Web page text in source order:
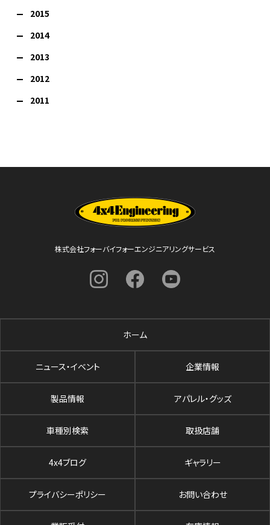
2015
2014
2013
2012
2011
株式会社フォーバイフォーエンジニアリングサービス
ホーム
ニュース・イベント 企業情報
製品情報 アパレル・グッズ
車種別検索 取扱店舗
4x4ブログ ギャラリー
プライバシーポリシー お問い合わせ